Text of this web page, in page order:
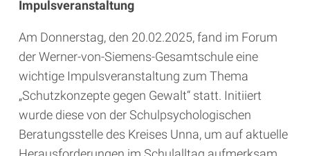
Impulsveranstaltung
Am Donnerstag, den 20.02.2025, fand im Forum
der Werner-von-Siemens-Gesamtschule eine
wichtige Impulsveranstaltung zum Thema
„Schutzkonzepte gegen Gewalt“ statt. Initiiert
wurde diese von der Schulpsychologischen
Beratungsstelle des Kreises Unna, um auf aktuelle